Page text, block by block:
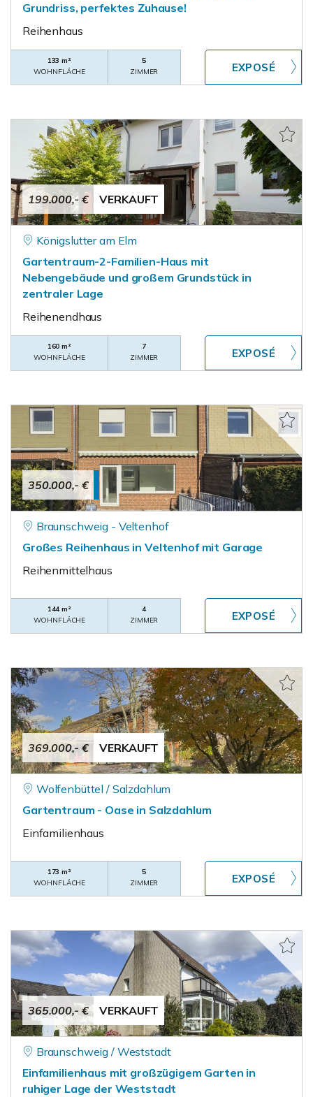
Grundriss, perfektes Zuhause!
Reihenhaus
133 m²
WOHNFLÄCHE
5
ZIMMER
199.000,- € VERKAUFT
Königslutter am Elm
Gartentraum-2-Familien-Haus mit
Nebengebäude und großem Grundstück in
zentraler Lage
Reihenendhaus
160 m²
WOHNFLÄCHE
7
ZIMMER
350.000,- €
Braunschweig - Veltenhof
Großes Reihenhaus in Veltenhof mit Garage
Reihenmittelhaus
144 m²
WOHNFLÄCHE
4
ZIMMER
369.000,- € VERKAUFT
Wolfenbüttel / Salzdahlum
Gartentraum - Oase in Salzdahlum
Einfamilienhaus
173 m²
WOHNFLÄCHE
5
ZIMMER
365.000,- € VERKAUFT
Braunschweig / Weststadt
Einfamilienhaus mit großzügigem Garten in
ruhiger Lage der Weststadt